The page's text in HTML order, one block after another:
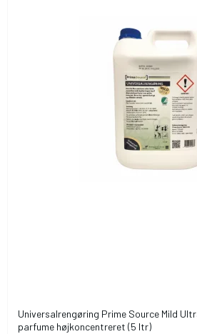
Universalrengøring Prime Source Mild
parfume højkoncentreret (5 ltr)